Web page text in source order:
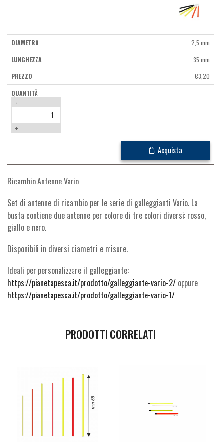
2,5 mm
35 mm
€3,20
-
+
Acquista
Ricambio Antenne Vario
Set di antenne di ricambio per le serie di galleggianti Vario. La
busta contiene due antenne per colore di tre colori diversi: rosso,
giallo e nero.
Disponibili in diversi diametri e misure.
Ideali per personalizzare il galleggiante:
https://pianetapesca.it/prodotto/galleggiante-vario-2/ oppure
https://pianetapesca.it/prodotto/galleggiante-vario-1/
PRODOTTI CORRELATI